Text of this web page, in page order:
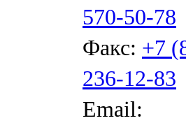
570-50-78
Факс: +7
236-12-83
Email: